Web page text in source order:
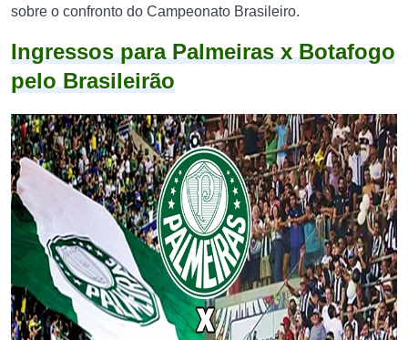
sobre o confronto do Campeonato Brasileiro.
Ingressos para Palmeiras x Botafogo
pelo Brasileirão